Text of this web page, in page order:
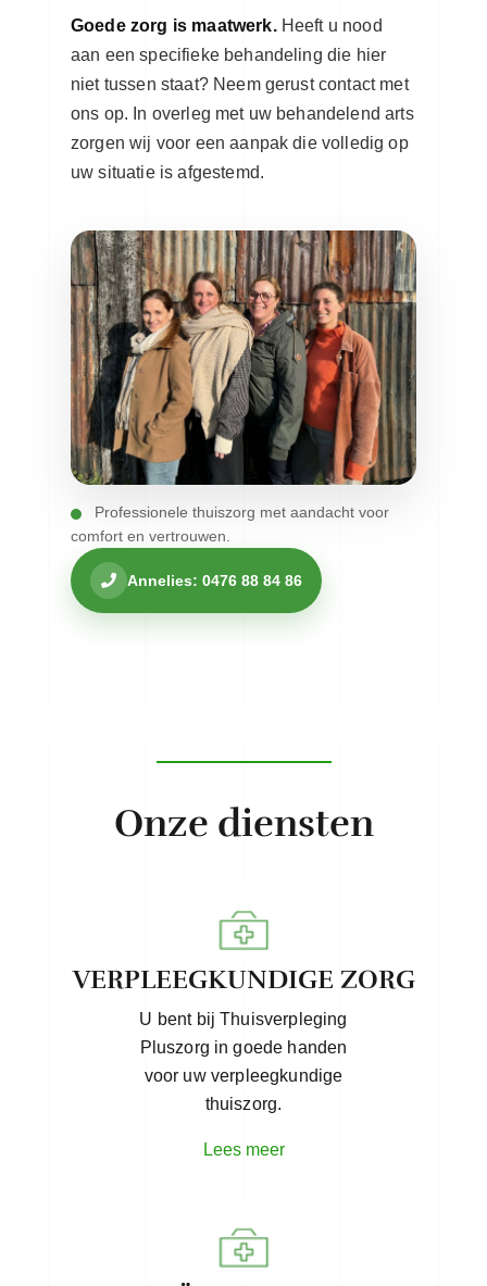
Goede zorg is maatwerk.Heeft u nood
aan een specifieke behandeling die hier
niet tussen staat? Neem gerust contact met
ons op. In overleg met uw behandelend arts
zorgen wij voor een aanpak die volledig op
uw situatie is afgestemd.
Professionele thuiszorg met aandacht voor
comfort en vertrouwen.
Annelies: 0476 88 84 86
Onze diensten
VERPLEEGKUNDIGE ZORG
U bent bij Thuisverpleging
Pluszorg in goede handen
voor uw verpleegkundige
thuiszorg.
Lees meer